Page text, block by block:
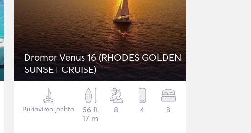
Dromor Venus 16 (RHODES GOLDEN
SUNSET CRUISE)
Buriavimo jachta
56 ft
17 m
8 4 8